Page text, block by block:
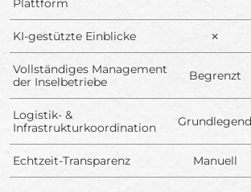
KI-gestützte Einblicke ✗
Vollständiges Management
der Inselbetriebe
Begrenzt
Logistik- &
Infrastrukturkoordination
Grundlegend
Echtzeit-Transparenz Manuell